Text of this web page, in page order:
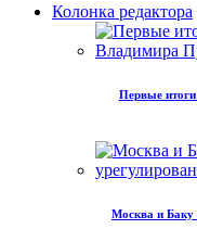
Колонка редактора
Первые итоги
Москва и Баку